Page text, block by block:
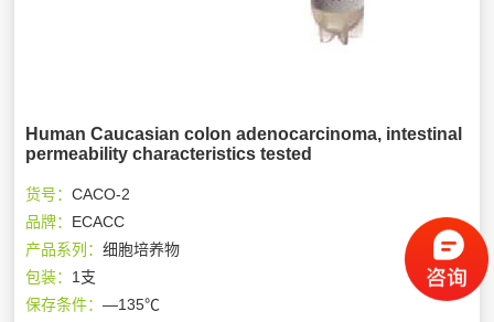
Human Caucasian colon adenocarcinoma, intestinal
permeability characteristics tested
货号：CACO-2
品牌： ECACC
产品系列：细胞培养物
包装： 1支
保存条件：—135℃